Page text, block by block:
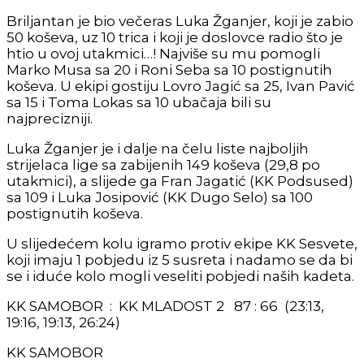
Briljantan je bio večeras Luka Žganjer, koji je zabio
50 koševa, uz 10 trica i koji je doslovce radio što je
htio u ovoj utakmici…! Najviše su mu pomogli
Marko Musa sa 20 i Roni Seba sa 10 postignutih
koševa. U ekipi gostiju Lovro Jagić sa 25, Ivan Pavić
sa 15 i Toma Lokas sa 10 ubačaja bili su
najprecizniji.
Luka Žganjer je i dalje na čelu liste najboljih
strijelaca lige sa zabijenih 149 koševa (29,8 po
utakmici), a slijede ga Fran Jagatić (KK Podsused)
sa 109 i Luka Josipović (KK Dugo Selo) sa 100
postignutih koševa.
U slijedećem kolu igramo protiv ekipe KK Sesvete,
koji imaju 1 pobjedu iz 5 susreta i nadamo se da bi
se i iduće kolo mogli veseliti pobjedi naših kadeta.
KK SAMOBOR : KK MLADOST 2 87 : 66 (23:13,
19:16, 19:13, 26:24)
KK SAMOBOR